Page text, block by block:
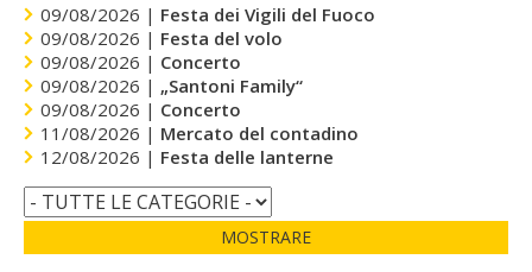
09/08/2026 | Festa dei Vigili del Fuoco
09/08/2026 | Festa del volo
09/08/2026 | Concerto
09/08/2026 | „Santoni Family“
09/08/2026 | Concerto
11/08/2026 | Mercato del contadino
12/08/2026 | Festa delle lanterne
MOSTRARE